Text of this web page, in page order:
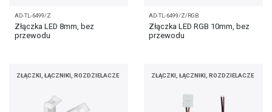
AD-TL-6499/Z
Złączka LED 8mm, bez
przewodu
AD-TL-6499/Z/RGB
Złączka LED RGB 10mm, bez
przewodu
ZŁĄCZKI, ŁĄCZNIKI, ROZDZIELACZE ZŁĄCZKI, ŁĄCZNIKI, ROZDZIELACZE